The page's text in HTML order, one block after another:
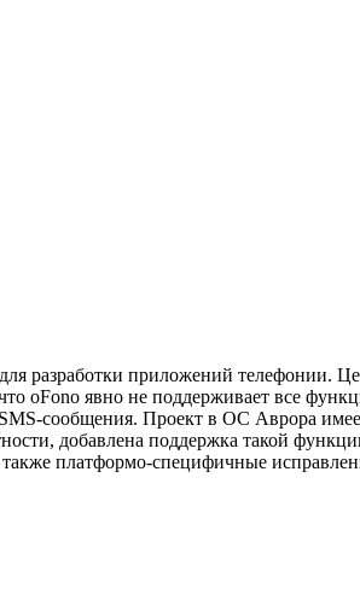
разработки приложений телефонии.
oFono явно не поддерживает все
сообщения. Проект в ОС Аврора
добавлена поддержка такой
платформо-специфичные